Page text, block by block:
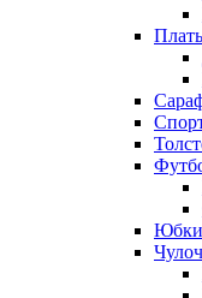
Юбки